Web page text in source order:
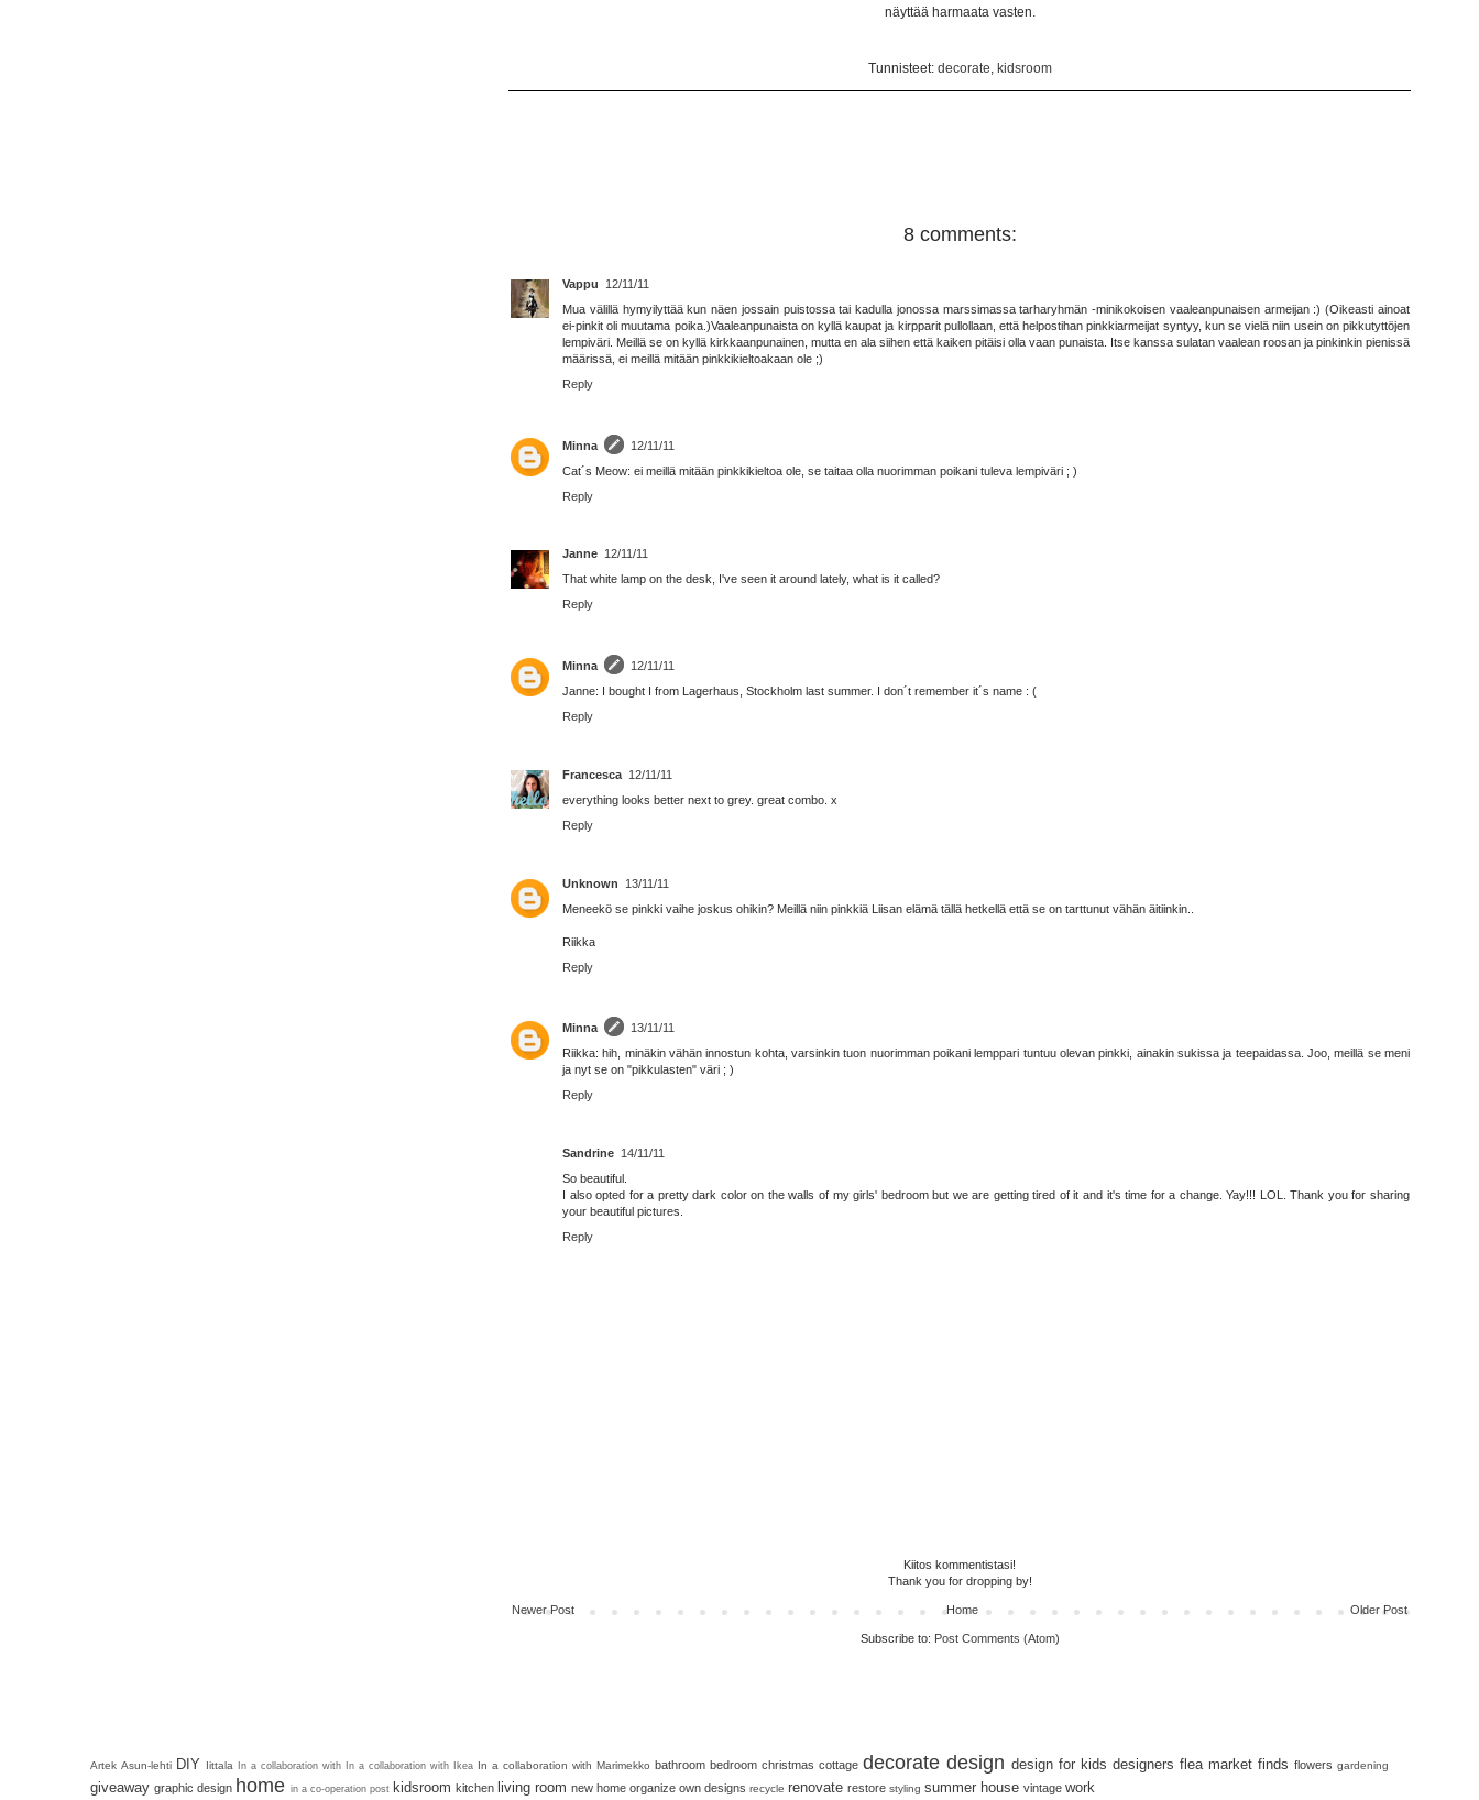
näyttää harmaata vasten.
Tunnisteet: decorate, kidsroom
8 comments:
Vappu
12/11/11
Mua välillä hymyilyttää kun näen jossain puistossa tai kadulla jonossa marssimassa tarharyhmän -minikokoisen vaaleanpunaisen armeijan :) (Oikeasti ainoat
ei-pinkit oli muutama poika.)Vaaleanpunaista on kyllä kaupat ja kirpparit pullollaan, että helpostihan pinkkiarmeijat syntyy, kun se vielä niin usein on pikkutyttöjen
lempiväri. Meillä se on kyllä kirkkaanpunainen, mutta en ala siihen että kaiken pitäisi olla vaan punaista. Itse kanssa sulatan vaalean roosan ja pinkinkin pienissä
määrissä, ei meillä mitään pinkkikieltoakaan ole ;)
Reply
Minna
12/11/11
Cat´s Meow: ei meillä mitään pinkkikieltoa ole, se taitaa olla nuorimman poikani tuleva lempiväri ; )
Reply
Janne 12/11/11
That white lamp on the desk, I've seen it around lately, what is it called?
Reply
Minna
12/11/11
Janne: I bought I from Lagerhaus, Stockholm last summer. I don´t remember it´s name : (
Reply
Francesca 12/11/11
everything looks better next to grey. great combo. x
Reply
Unknown
13/11/11
Meneekö se pinkki vaihe joskus ohikin? Meillä niin pinkkiä Liisan elämä tällä hetkellä että se on tarttunut vähän äitiinkin..
Riikka
Reply
Minna
13/11/11
Riikka: hih, minäkin vähän innostun kohta, varsinkin tuon nuorimman poikani lemppari tuntuu olevan pinkki, ainakin sukissa ja teepaidassa. Joo, meillä se meni
ja nyt se on "pikkulasten" väri ; )
Reply
Sandrine 14/11/11
So beautiful.
I also opted for a pretty dark color on the walls of my girls' bedroom but we are getting tired of it and it's time for a change. Yay!!! LOL. Thank you for sharing
your beautiful pictures.
Reply
Kiitos kommentistasi!
Thank you for dropping by!
Newer Post Older Post
Home
Subscribe to: Post Comments (Atom)
Artek Asun-lehti DIY Iittala In a collaboration with In a collaboration with Ikea In a collaboration with Marimekko bathroom bedroom christmas cottage decorate design design for kids designers flea market finds flowers gardening
giveaway graphic design home in a co-operation post kidsroom kitchen living room new home organize own designs recycle renovate restore styling summer house vintage work